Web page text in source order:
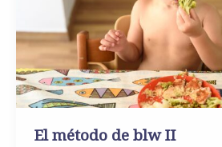
El método de blw II